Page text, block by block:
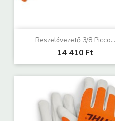
Reszelővezető 3/8 Picco...
14 410 Ft